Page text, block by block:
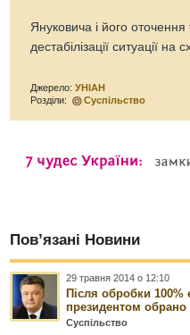
Януковича і його
дестабілізації ситуації на
Джерело:УНІАН
Розділи:
Суспільство
Пов’язані Новини
29 травня 2014 о 12:10
Після обробки 100%
президентом
Суспільство